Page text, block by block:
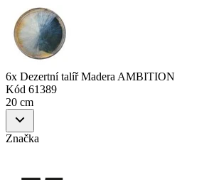
6x Dezertní talíř Madera AMBITION
Kód 61389
20 cm
Značka